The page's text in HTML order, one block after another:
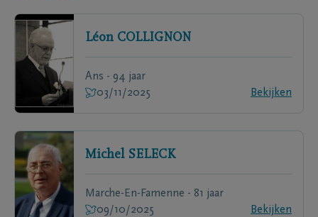
Léon COLLIGNON
Ans - 94 jaar
03/11/2025
Bekijken
Michel SELECK
Marche-En-Famenne - 81 jaar
09/10/2025
Bekijken